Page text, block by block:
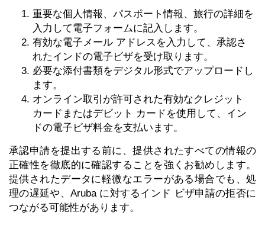
重要な個人情報、パスポート情報、旅行の詳細を
入力して電子フォームに記入します。
有効な電子メール アドレスを入力して、承認さ
れたインドの電子ビザを受け取ります。
必要な添付書類をデジタル形式でアップロードし
ます。
オンライン取引が許可された有効なクレジット
カードまたはデビット カードを使用して、イン
ドの電子ビザ料金を支払います。
承認申請を提出する前に、提供されたすべての情報の
正確性を徹底的に確認することを強くお勧めします。
提供されたデータに軽微なエラーがある場合でも、処
理の遅延や、Aruba に対するインド ビザ申請の拒否に
つながる可能性があります。